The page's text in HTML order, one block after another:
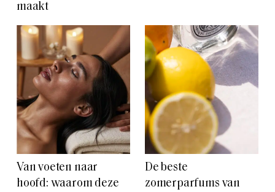
maakt
Van voeten naar
hoofd: waarom deze
De beste
zomerparfums van